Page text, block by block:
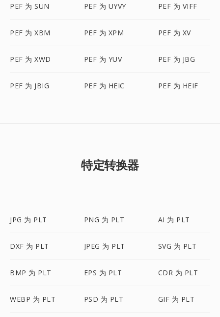
PEF 为 SUN PEF 为 UYVY PEF 为 VIFF
PEF 为 XBM PEF 为 XPM PEF 为 XV
PEF 为 XWD PEF 为 YUV PEF 为 JBG
PEF 为 JBIG PEF 为 HEIC PEF 为 HEIF
特定转换器
JPG 为 PLT PNG 为 PLT AI 为 PLT
DXF 为 PLT JPEG 为 PLT SVG 为 PLT
BMP 为 PLT EPS 为 PLT CDR 为 PLT
WEBP 为 PLT PSD 为 PLT GIF 为 PLT